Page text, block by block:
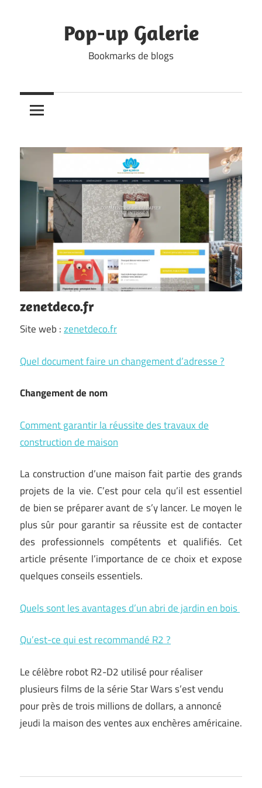
Pop-up Galerie
Bookmarks de blogs
zenetdeco.fr
Site web :zenetdeco.fr
Quel document faire un changement d’adresse ?
Changement de nom
Comment garantir la réussite des travaux de
construction de maison
La construction d’une maison fait partie des grands
projets de la vie. C’est pour cela qu’il est essentiel
de bien se préparer avant de s’y lancer. Le moyen le
plus sûr pour garantir sa réussite est de contacter
des professionnels compétents et qualifiés. Cet
article présente l’importance de ce choix et expose
quelques conseils essentiels.
Quels sont les avantages d’un abri de jardin en bois
Qu’est-ce qui est recommandé R2 ?
Le célèbre robot R2-D2 utilisé pour réaliser
plusieurs films de la série Star Wars s’est vendu
pour près de trois millions de dollars, a annoncé
jeudi la maison des ventes aux enchères américaine.